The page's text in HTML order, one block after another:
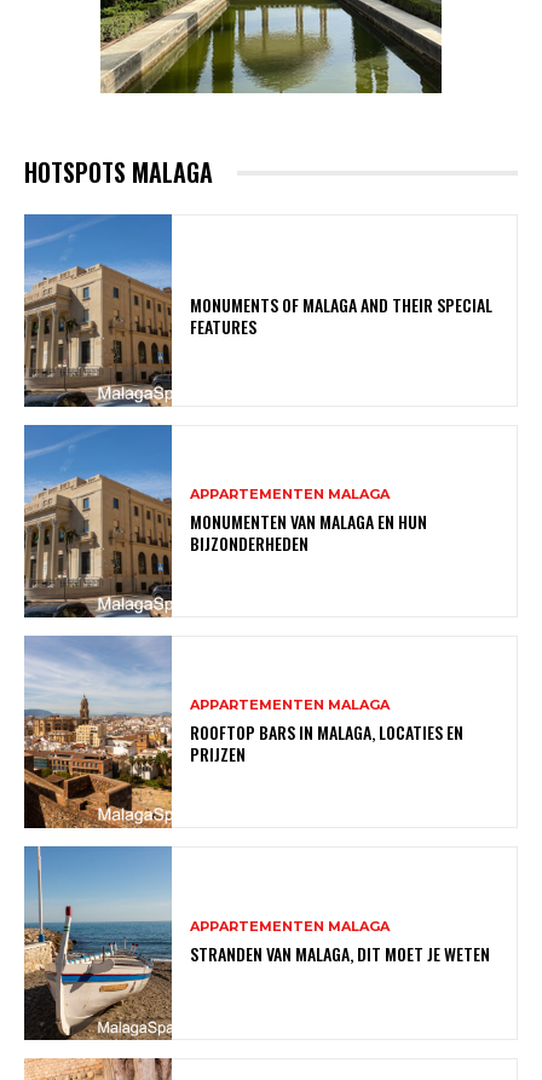
HOTSPOTS MALAGA
MONUMENTS OF MALAGA AND THEIR SPECIAL
FEATURES
APPARTEMENTEN MALAGA
MONUMENTEN VAN MALAGA EN HUN
BIJZONDERHEDEN
APPARTEMENTEN MALAGA
ROOFTOP BARS IN MALAGA, LOCATIES EN
PRIJZEN
APPARTEMENTEN MALAGA
STRANDEN VAN MALAGA, DIT MOET JE WETEN